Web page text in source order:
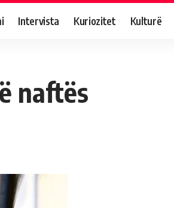
Intervista Kuriozitet Kulturë
naftës